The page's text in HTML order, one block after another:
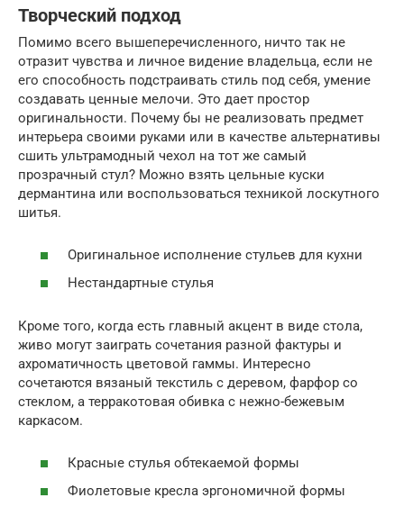
Творческий подход
Помимо всего вышеперечисленного, ничто так не
отразит чувства и личное видение владельца, если не
его способность подстраивать стиль под себя, умение
создавать ценные мелочи. Это дает простор
оригинальности. Почему бы не реализовать предмет
интерьера своими руками или в качестве альтернативы
сшить ультрамодный чехол на тот же самый
прозрачный стул? Можно взять цельные куски
дермантина или воспользоваться техникой лоскутного
шитья.
Оригинальное исполнение стульев для кухни
Нестандартные стулья
Кроме того, когда есть главный акцент в виде стола,
живо могут заиграть сочетания разной фактуры и
ахроматичность цветовой гаммы. Интересно
сочетаются вязаный текстиль с деревом, фарфор со
стеклом, а терракотовая обивка с нежно-бежевым
каркасом.
Красные стулья обтекаемой формы
Фиолетовые кресла эргономичной формы